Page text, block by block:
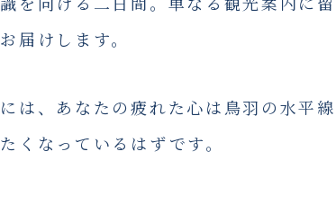
届けします。
は、あなたの疲れた心は鳥羽の水平
くなっているはずです。